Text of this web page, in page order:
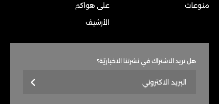
منوعات
على هواكم
الأرشيف
هل تريد الاشتراك في نشرتنا الاخباريّة؟